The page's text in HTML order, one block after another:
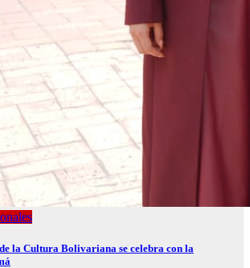
la Cultura Bolivariana se celebra con la